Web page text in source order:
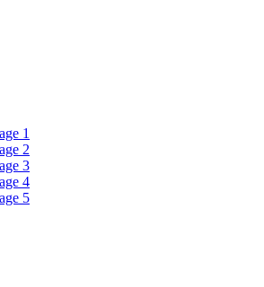
1
2
3
4
5